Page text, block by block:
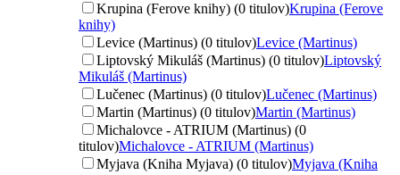
Krupina (Ferove knihy) (0 titulov)Krupina (Ferove
knihy)
Levice (Martinus) (0 titulov)Levice (Martinus)
Liptovský Mikuláš (Martinus) (0 titulov)Liptovský
Mikuláš (Martinus)
Lučenec (Martinus) (0 titulov)Lučenec (Martinus)
Martin (Martinus) (0 titulov)Martin (Martinus)
Michalovce - ATRIUM (Martinus) (0
titulov)Michalovce - ATRIUM (Martinus)
Myjava (Kniha Myjava) (0 titulov)Myjava (Kniha